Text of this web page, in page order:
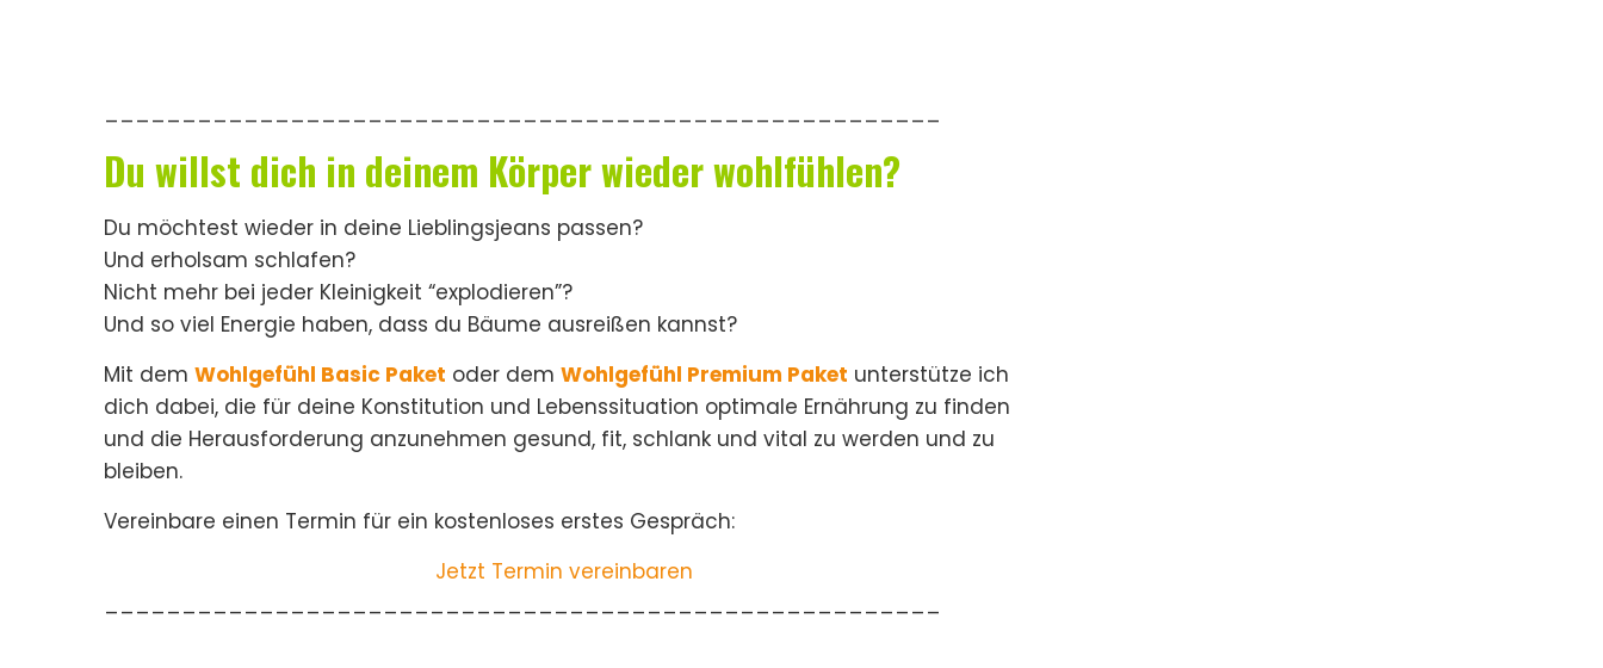
Du willst dich in deinem Körper wieder wohlfühlen?
Du möchtest wieder in deine Lieblingsjeans passen?
Und erholsam schlafen?
Nicht mehr bei jeder Kleinigkeit “explodieren”?
Und so viel Energie haben, dass du Bäume ausreißen kannst?
Mit dem Wohlgefühl Basic Paket oder dem Wohlgefühl Premium Paket unterstütze ich
dich dabei, die für deine Konstitution und Lebenssituation optimale Ernährung zu finden
und die Herausforderung anzunehmen gesund, fit, schlank und vital zu werden und zu
bleiben.
Vereinbare einen Termin für ein kostenloses erstes Gespräch:
Jetzt Termin vereinbaren